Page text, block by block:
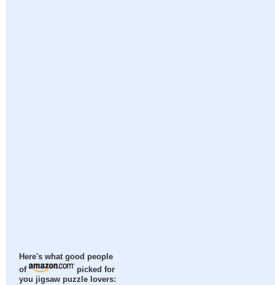
Here's what good people
of
picked for
you jigsaw puzzle lovers: